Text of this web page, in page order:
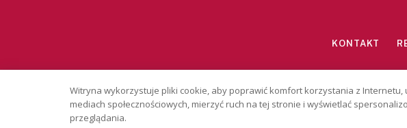
KONTAKT
Copyright © 2026 PSGonline.pl
Witryna wykorzystuje pliki cookie, aby poprawić komfort korzystania z Internetu,
mediach społecznościowych, mierzyć ruch na tej stronie i wyświetlać
przeglądania.